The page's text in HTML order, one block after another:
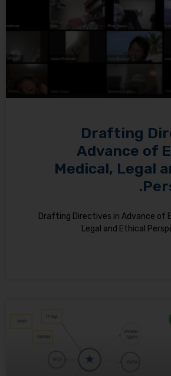
Drafting
Advance of
Medical, Legal
Drafting Directives in Advance of
Legal and Ethical